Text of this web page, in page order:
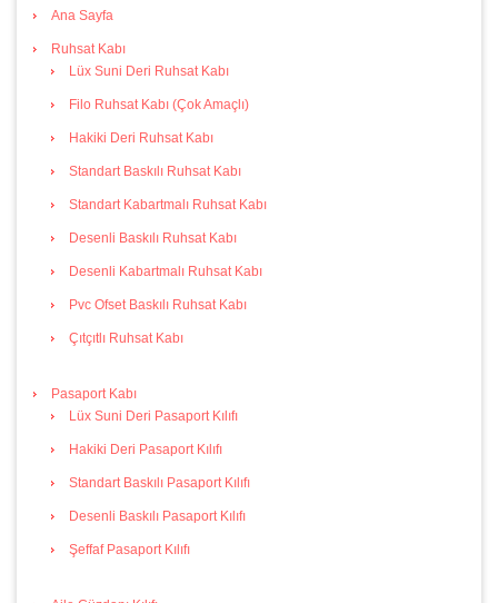
Ana Sayfa
Ruhsat Kabı
Lüx Suni Deri Ruhsat Kabı
Filo Ruhsat Kabı (Çok Amaçlı)
Hakiki Deri Ruhsat Kabı
Standart Baskılı Ruhsat Kabı
Standart Kabartmalı Ruhsat Kabı
Desenli Baskılı Ruhsat Kabı
Desenli Kabartmalı Ruhsat Kabı
Pvc Ofset Baskılı Ruhsat Kabı
Çıtçıtlı Ruhsat Kabı
Pasaport Kabı
Lüx Suni Deri Pasaport Kılıfı
Hakiki Deri Pasaport Kılıfı
Standart Baskılı Pasaport Kılıfı
Desenli Baskılı Pasaport Kılıfı
Şeffaf Pasaport Kılıfı